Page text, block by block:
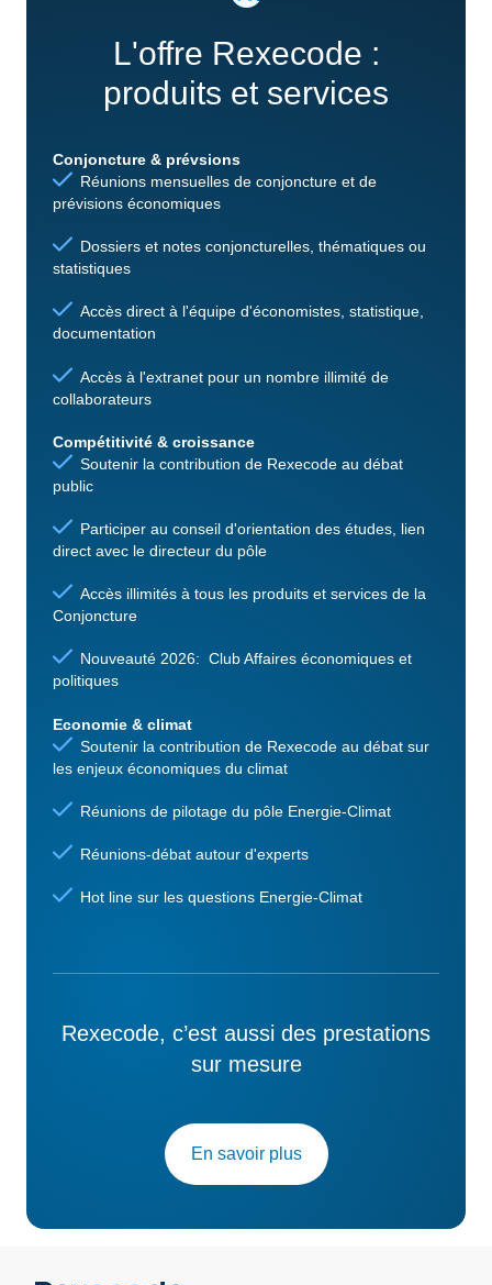
L'offre Rexecode :
produits et services
Conjoncture & prévsions
Réunions mensuelles de conjoncture et de
prévisions économiques
Dossiers et notes conjoncturelles, thématiques ou
statistiques
Accès direct à l'équipe d'économistes, statistique,
documentation
Accès à l'extranet pour un nombre illimité de
collaborateurs
Compétitivité & croissance
Soutenir la contribution de Rexecode au débat
public
Participer au conseil d'orientation des études, lien
direct avec le directeur du pôle
Accès illimités à tous les produits et services de la
Conjoncture
Nouveauté 2026: Club Affaires économiques et
politiques
Economie & climat
Soutenir la contribution de Rexecode au débat sur
les enjeux économiques du climat
Réunions de pilotage du pôle Energie-Climat
Réunions-débat autour d'experts
Hot line sur les questions Energie-Climat
Rexecode, c’est aussi des prestations
sur mesure
En savoir plus